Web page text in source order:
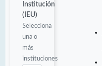
Institución
(IEU)
Selecciona
una o
más
instituciones